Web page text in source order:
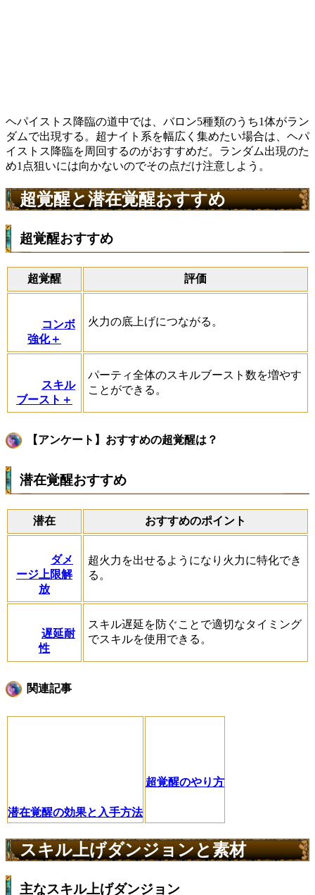
ヘパイストス降臨の道中では、バロン5種類のうち1体がラン
ダムで出現する。超ナイト系を幅広く集めたい場合は、ヘパ
イストス降臨を周回するのがおすすめだ。ランダム出現のた
め1点狙いには向かないのでその点だけ注意しよう。
超覚醒と潜在覚醒おすすめ
超覚醒おすすめ
超覚醒 評価
コンボ
強化＋
火力の底上げにつながる。
スキル
ブースト＋
パーティ全体のスキルブースト数を増やす
ことができる。
【アンケート】おすすめの超覚醒は？
潜在覚醒おすすめ
潜在 おすすめのポイント
ダメ
ージ上限解
放
超火力を出せるようになり火力に特化でき
る。
遅延耐
性
スキル遅延を防ぐことで適切なタイミング
でスキルを使用できる。
関連記事
潜在覚醒の効果と入手方法
超覚醒のやり方
スキル上げダンジョンと素材
主なスキル上げダンジョン